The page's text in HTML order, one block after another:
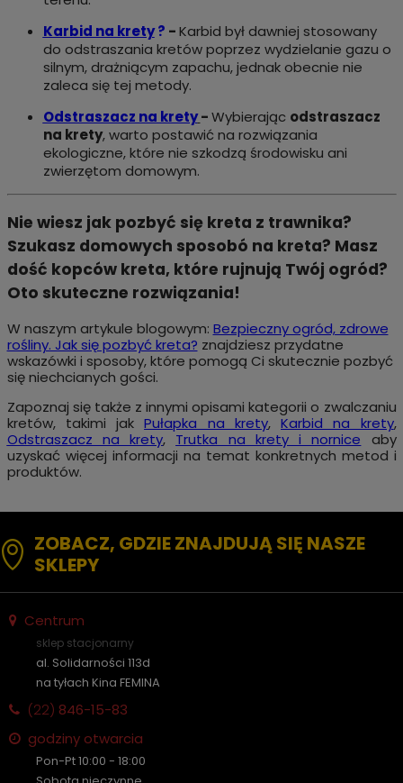
Karbid na krety? -Karbid był dawniej stosowany
do odstraszania kretów poprzez wydzielanie gazu o
silnym, drażniącym zapachu, jednak obecnie nie
zaleca się tej metody.
Odstraszacz na krety -Wybierając odstraszacz
na krety, warto postawić na rozwiązania
ekologiczne, które nie szkodzą środowisku ani
zwierzętom domowym.
Nie wiesz jak pozbyć się kreta z trawnika?
Szukasz domowych sposobó na kreta? Masz
dość kopców kreta, które rujnują Twój ogród?
Oto skuteczne rozwiązania!
W naszym artykule blogowym: Bezpieczny ogród, zdrowe
rośliny. Jak się pozbyć kreta? znajdziesz przydatne
wskazówki i sposoby, które pomogą Ci skutecznie pozbyć
się niechcianych gości.
Zapoznaj się także z innymi opisami kategorii o zwalczaniu
kretów, takimi jakPułapka na krety, Karbid na krety,
Odstraszacz na krety, Trutka na krety i nornice aby
uzyskać więcej informacji na temat konkretnych metod i
produktów.
ZOBACZ, GDZIE ZNAJDUJĄ SIĘ NASZE
SKLEPY
Centrum
sklep stacjonarny
al. Solidarności 113d
na tyłach Kina FEMINA
(22) 846-15-83
godziny otwarcia
Pon-Pt 10:00 - 18:00